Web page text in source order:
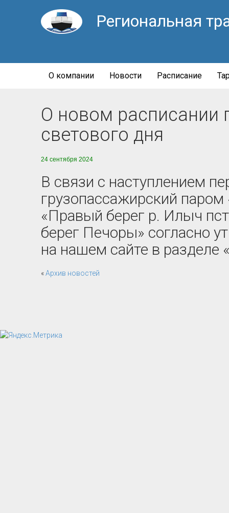
Региональная
О компании Новости Расписание
О новом расписании
светового дня
24 сентября 2024
В связи с наступлением
грузопассажирский
«Правый берег р. Илыч
берег Печоры» согласно
на нашем сайте в разделе
«Архив новостей